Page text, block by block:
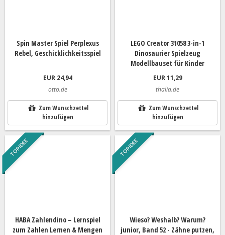
Spin Master Spiel Perplexus
Rebel, Geschicklichkeitsspiel
EUR 24,94
otto.de
Zum Wunschzettel
hinzufügen
LEGO Creator 31058 3-in-1
Dinosaurier Spielzeug
Modellbauset für Kinder
EUR 11,29
thalia.de
Zum Wunschzettel
hinzufügen
TOP IDEE
HABA Zahlendino – Lernspiel
zum Zahlen Lernen & Mengen
TOP IDEE
Wieso? Weshalb? Warum?
junior, Band 52 - Zähne putzen,